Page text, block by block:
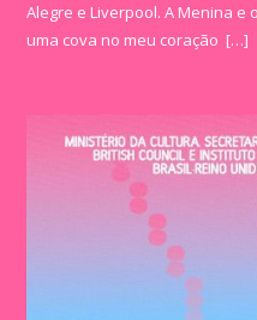
Alegre e Liverpool. A Menina e
uma cova no meu coração […]